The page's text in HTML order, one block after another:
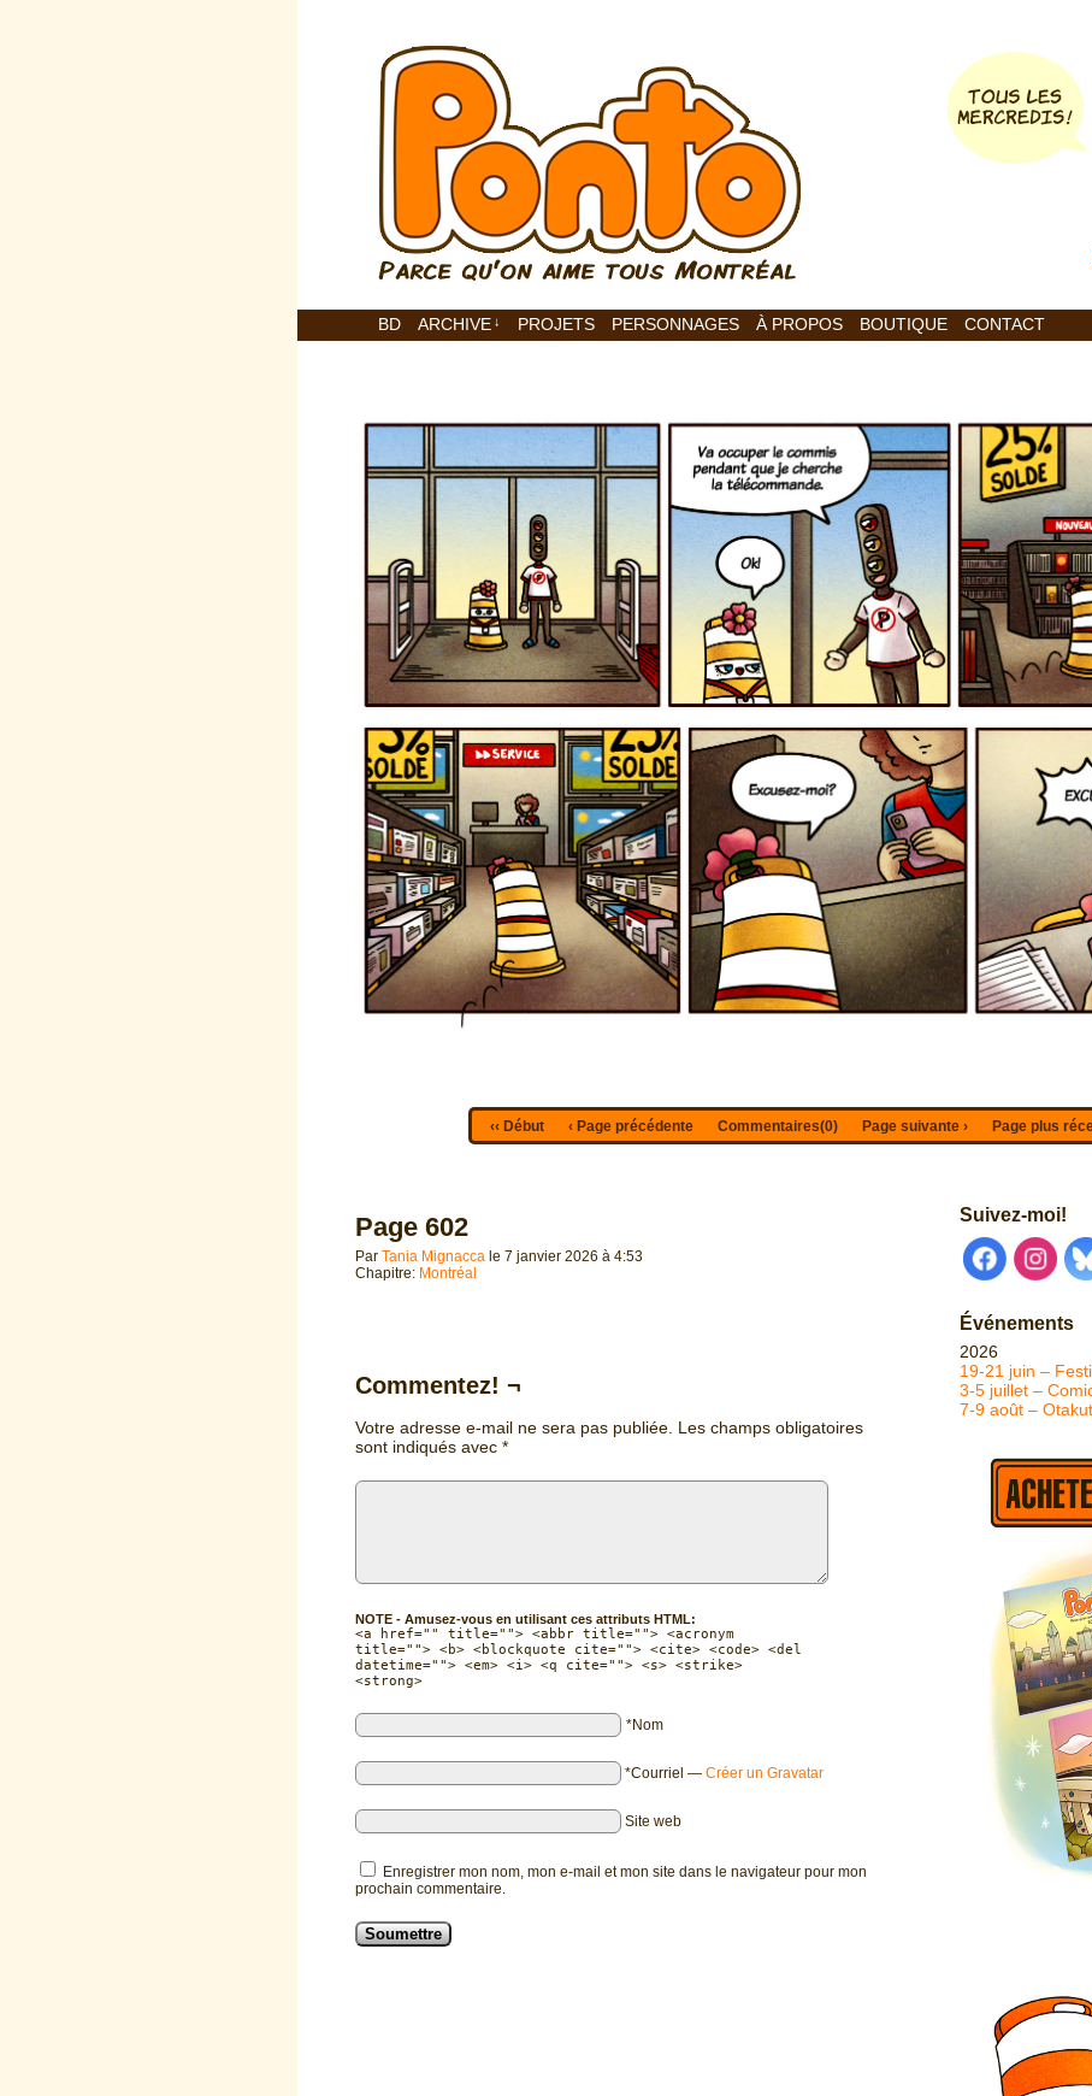
BD ARCHIVE ↓ PROJETS PERSONNAGES À PROPOS BOUTIQUE CONTACT
‹‹ Début ‹ Page précédente Commentaires(0) Page suivante › Page plus
Page 602
Par Tania Mignacca le 7 janvier 2026 à 4:53
Chapitre: Montréal
Commentez! ¬
Votre adresse e-mail ne sera pas publiée. Les champs obligatoires
sont indiqués avec *
NOTE - Amusez-vous en utilisant ces attributs HTML:
<a href="" title=""> <abbr title=""> <acronym
title=""> <b> <blockquote cite=""> <cite> <code> <del
datetime=""> <em> <i> <q cite=""> <s> <strike>
<strong>
*Nom
*Courriel — Créer un Gravatar
Site web
Enregistrer mon nom, mon e-mail et mon site dans le navigateur pour mon
prochain commentaire.
Suivez-moi!
Événements
2026
19-21 juin –
3-5 juillet –
7-9 août –